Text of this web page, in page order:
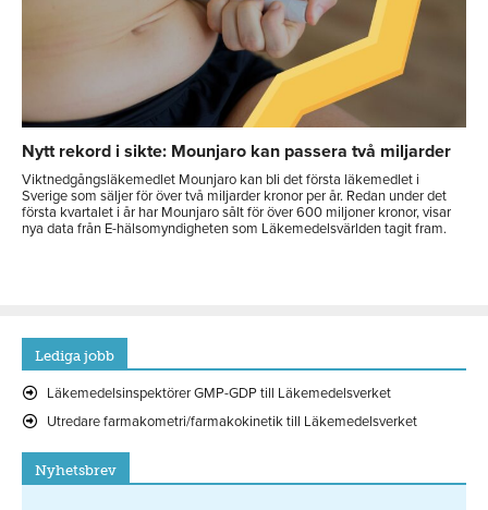
Nytt rekord i sikte: Mounjaro kan passera två miljarder
Viktnedgångsläkemedlet Mounjaro kan bli det första läkemedlet i
Sverige som säljer för över två miljarder kronor per år. Redan under det
första kvartalet i år har Mounjaro sålt för över 600 miljoner kronor, visar
nya data från E-hälsomyndigheten som Läkemedelsvärlden tagit fram.
Lediga jobb
Läkemedelsinspektörer GMP-GDP till Läkemedelsverket
Utredare farmakometri/farmakokinetik till Läkemedelsverket
Nyhetsbrev